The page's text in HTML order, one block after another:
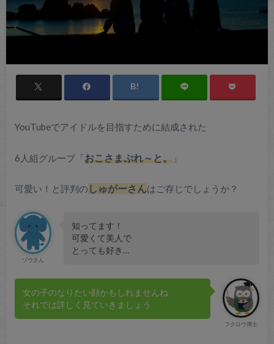
YouTubeでアイドルを目指すために結成された
6人組グループ「おこさまぷれ～と。」
可愛い！と評判のしゅがーさんはご存じでしょうか？
ゾウさん
知ってます！
可愛くて美人で
とっても好き…
フクロウ博士
女の子のなりたい顔かもしれませんね
それでは詳しく見ていきましょう